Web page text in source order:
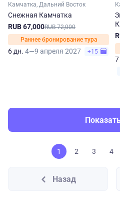
Камчатка, Дальний Восток
Снежная Камчатка
RUB 67,000RUB 72,000
Раннее бронирование тура
6 дн. 4—9 апреля 2027 +15
7
1 2 3 4
Назад